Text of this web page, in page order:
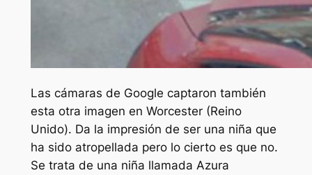
Las cámaras de Google captaron también
esta otra imagen en Worcester (Reino
Unido). Da la impresión de ser una niña que
ha sido atropellada pero lo cierto es que no.
Se trata de una niña llamada Azura